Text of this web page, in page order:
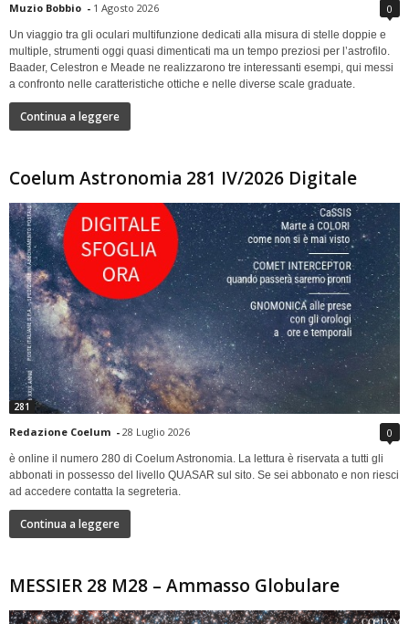
Muzio Bobbio - 1 Agosto 2026 0
Un viaggio tra gli oculari multifunzione dedicati alla misura di stelle doppie e
multiple, strumenti oggi quasi dimenticati ma un tempo preziosi per l’astrofilo.
Baader, Celestron e Meade ne realizzarono tre interessanti esempi, qui messi
a confronto nelle caratteristiche ottiche e nelle diverse scale graduate.
Continua a leggere
Coelum Astronomia 281 IV/2026 Digitale
281
Redazione Coelum - 28 Luglio 2026 0
è online il numero 280 di Coelum Astronomia. La lettura è riservata a tutti gli
abbonati in possesso del livello QUASAR sul sito. Se sei abbonato e non riesci
ad accedere contatta la segreteria.
Continua a leggere
MESSIER 28 M28 – Ammasso Globulare